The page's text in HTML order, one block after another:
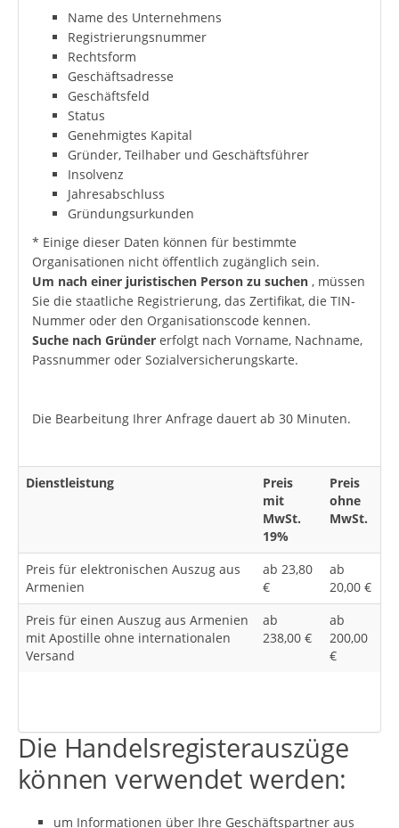
Name des Unternehmens
Registrierungsnummer
Rechtsform
Geschäftsadresse
Geschäftsfeld
Status
Genehmigtes Kapital
Gründer, Teilhaber und Geschäftsführer
Insolvenz
Jahresabschluss
Gründungsurkunden
* Einige dieser Daten können für bestimmte
Organisationen nicht öffentlich zugänglich sein.
Um nach einer juristischen Person zu suchen , müssen
Sie die staatliche Registrierung, das Zertifikat, die TIN-
Nummer oder den Organisationscode kennen.
Suche nach Gründer erfolgt nach Vorname, Nachname,
Passnummer oder Sozialversicherungskarte.
Die Bearbeitung Ihrer Anfrage dauert ab 30 Minuten.
Dienstleistung
Preis
mit
MwSt.
19%
Preis
ohne
MwSt.
Preis für elektronischen Auszug aus
Armenien
ab 23,80
€
ab
20,00 €
Preis für einen Auszug aus Armenien
mit Apostille ohne internationalen
Versand
ab
238,00 €
ab
200,00
€
Die Handelsregisterauszüge
können verwendet werden:
um Informationen über Ihre Geschäftspartner aus